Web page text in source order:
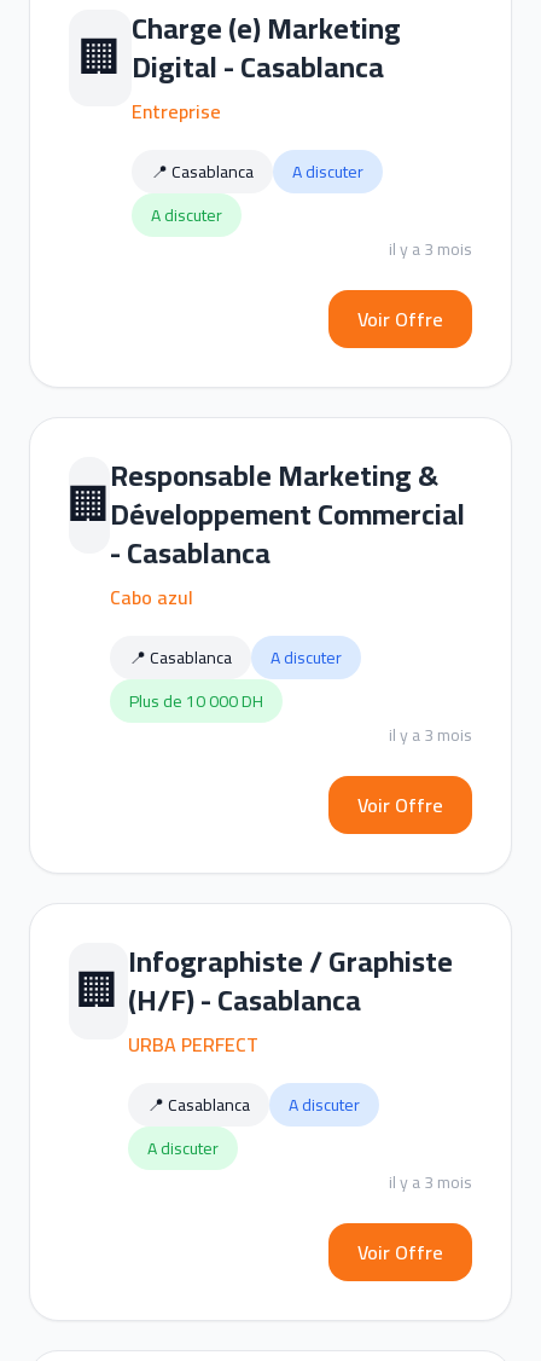
🏢 Charge (e) Marketing
Digital - Casablanca
Entreprise
📍 Casablanca
A discuter
A discuter
il y a 3 mois
Voir Offre
🏢Responsable Marketing &
Développement Commercial
- Casablanca
Cabo azul
📍 Casablanca
A discuter
Plus de 10 000 DH
il y a 3 mois
Voir Offre
🏢 Infographiste / Graphiste
(H/F) - Casablanca
URBA PERFECT
📍 Casablanca
A discuter
A discuter
il y a 3 mois
Voir Offre